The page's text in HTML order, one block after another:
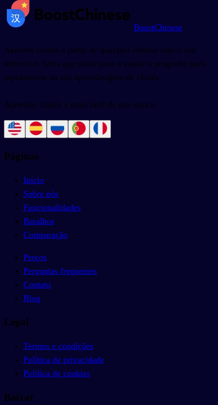
BoostChinese
Aprenda chinês a partir de qualquer idioma com o seu
telemóvel. Uma app única para o ajudar a progredir mais
rapidamente na sua aprendizagem de chinês.
Aprender chinês é mais fácil do que nunca.
Páginas
Início
Sobre nós
Funcionalidades
Baralhos
Comparação
Preços
Perguntas frequentes
Contato
Blog
Legal
Termos e condições
Política de privacidade
Política de cookies
Baixar